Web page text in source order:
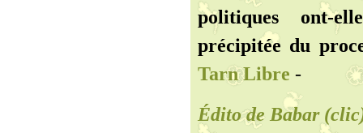
politiques ont-
précipitée du
Tarn Libre -
Édito de Babar